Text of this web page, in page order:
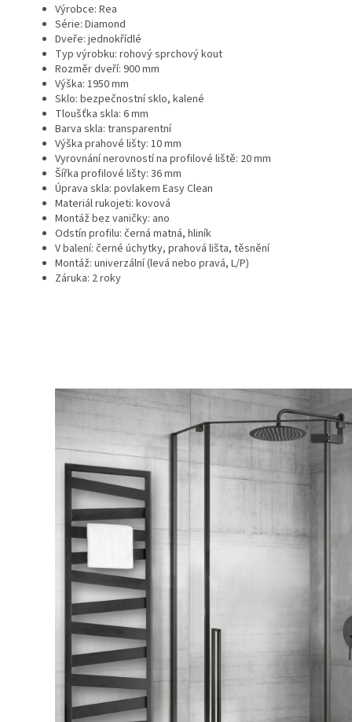
Výrobce: Rea
Série: Diamond
Dveře: jednokřídlé
Typ výrobku: rohový sprchový kout
Rozměr dveří: 900 mm
Výška: 1950 mm
Sklo: bezpečnostní sklo, kalené
Tloušťka skla: 6 mm
Barva skla: transparentní
Výška prahové lišty: 10 mm
Vyrovnání nerovností na profilové liště: 20 mm
Šířka profilové lišty: 36 mm
Úprava skla: povlakem Easy Clean
Materiál rukojeti: kovová
Montáž bez vaničky: ano
Odstín profilu: černá matná, hliník
V balení: černé úchytky, prahová lišta, těsnění
Montáž: univerzální (levá nebo pravá, L/P)
Záruka: 2 roky